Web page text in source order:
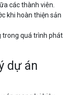
các thành viên.
khi hoàn thiện sản
trong quá trình phát
dự án